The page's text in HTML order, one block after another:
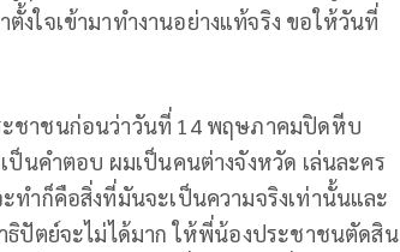
งใจเข้ามาทำงานอย่างแท้จริง ขอให้วันที่
ะชาชนก่อนว่าวันที่ 14 พฤษภาคมปิดหีบ
ป็นคำตอบ ผมเป็นคนต่างจังหวัด เล่นละคร
ทำก็คือสิ่งที่มันจะเป็นความจริงเท่านั้นและ
ธิปัตย์จะไม่ได้มาก ให้พี่น้องประชาชนตัดสิน